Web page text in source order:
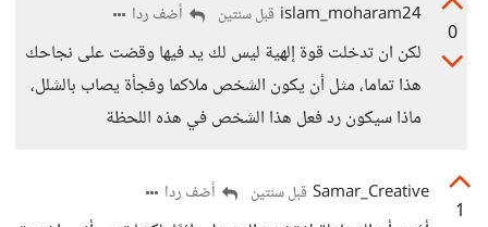
0
islam_moharam24 قبل سنتين أضف ردا
لكن ان تدخلت قوة إلهية ليس لك يد فيها وقضت على نجاحك
هذا تماما، مثل أن يكون الشخص ملاكما وفجأة يصاب بالشلل،
ماذا سيكون رد فعل هذا الشخص في هذه اللحظة
1
Samar_Creative قبل سنتين أضف ردا